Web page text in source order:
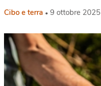
Cibo e terra 9 ottobre 2025